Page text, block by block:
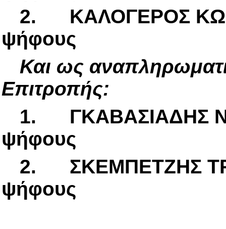
2.
ΚΑΛΟΓΕΡΟΣ
ψήφους
Και ως
Επιτροπής:
1.
ψήφους
2.
ψήφους